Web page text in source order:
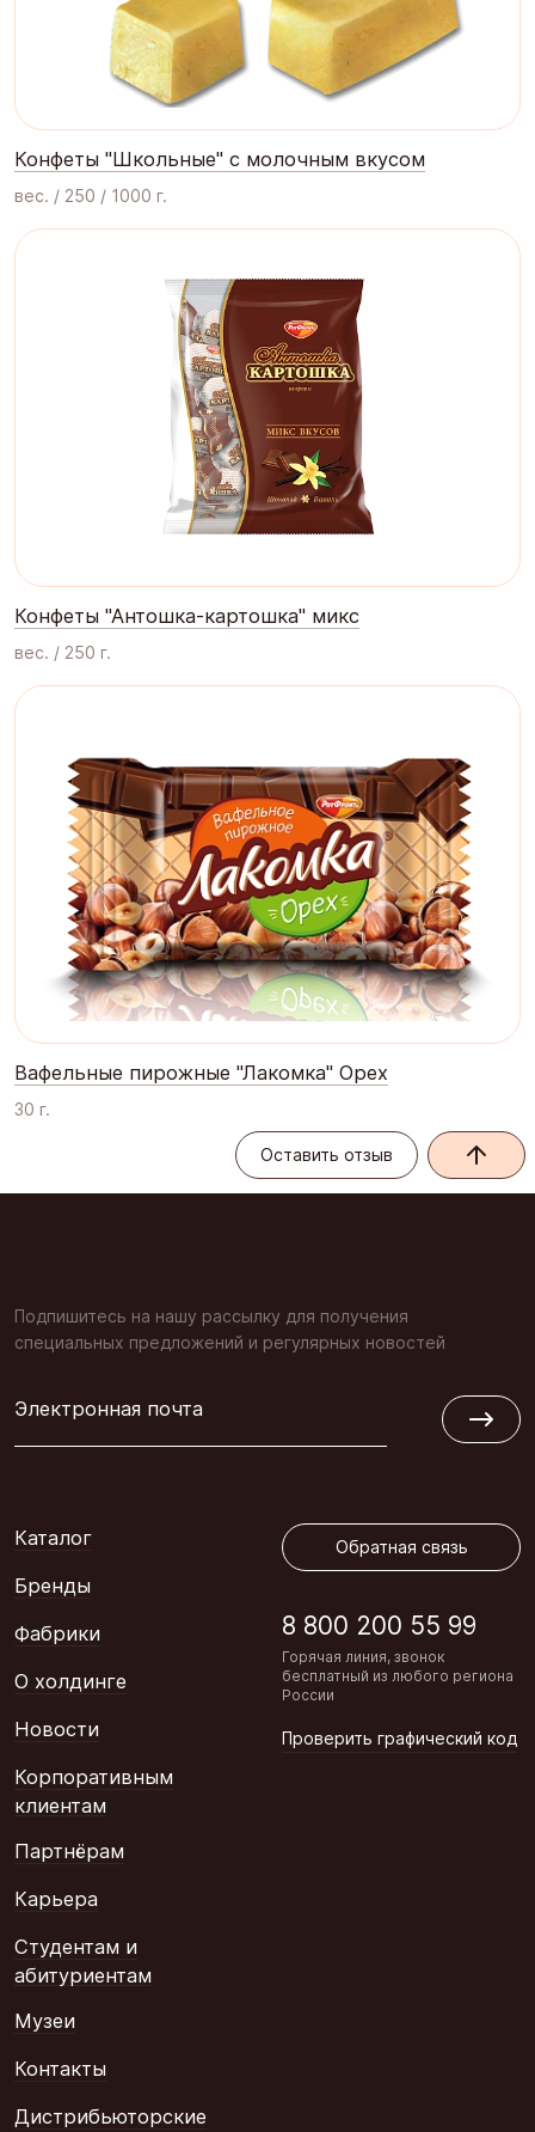
Конфеты "Школьные" с молочным вкусом
вес. / 250 / 1000 г.
Конфеты "Антошка-картошка" микс
вес. / 250 г.
Вафельные пирожные "Лакомка" Орех
30 г.
Оставить отзыв
Подпишитесь на нашу рассылку для получения
специальных предложений и регулярных новостей
Электронная почта
Каталог
Бренды
Фабрики
О холдинге
Новости
Корпоративным
клиентам
Партнёрам
Карьера
Студентам и
абитуриентам
Музеи
Контакты
Дистрибьюторские
Обратная связь
8 800 200 55 99
Горячая линия, звонок
бесплатный из любого региона
России
Проверить графический код